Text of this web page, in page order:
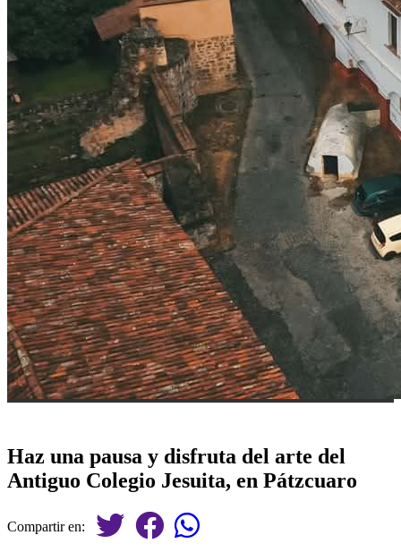
Haz una pausa y disfruta del arte del
Antiguo Colegio Jesuita, en Pátzcuaro
Compartir en: